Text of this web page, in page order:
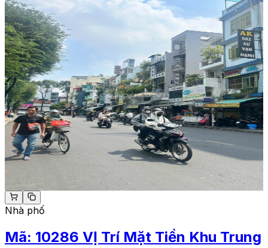
Nhà phố
Mã: 10286 VỊ Trí Mặt Tiền Khu Trung